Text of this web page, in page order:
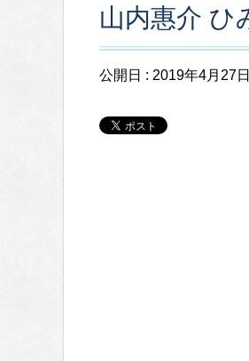
山内惠介 ひ
公開日 : 2019年4月27日